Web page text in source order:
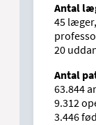
Antal
45
20
Antal
63.844
9.312
3.446